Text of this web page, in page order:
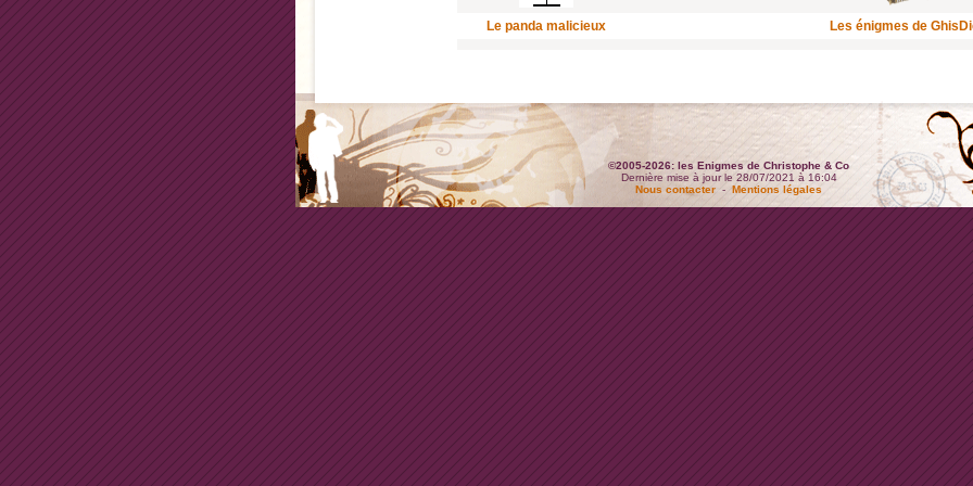
Le panda malicieux Les énigmes de
©2005-2026: les Enigmes de Christophe & Co
Dernière mise à jour le 28/07/2021 à 16:04
Nous contacter -Mentions légales